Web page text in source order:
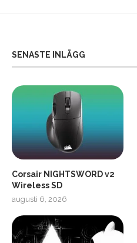
SENASTE INLÄGG
Corsair NIGHTSWORD v2
Wireless SD
augusti 6, 2026